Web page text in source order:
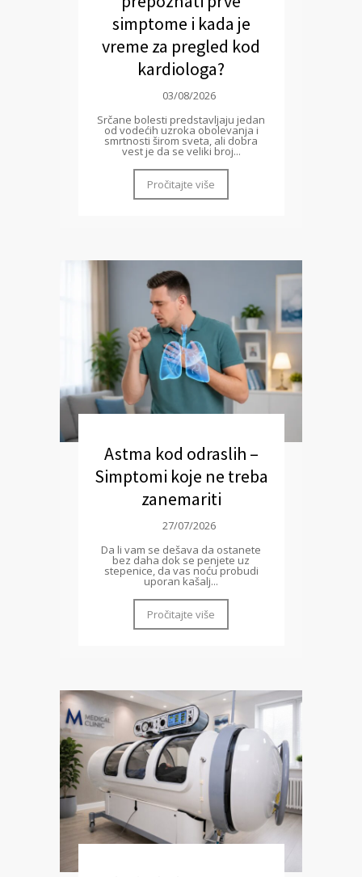
simptome i kada je
vreme za pregled kod
kardiologa?
03/08/2026
Srčane bolesti predstavljaju jedan
od vodećih uzroka obolevanja i
smrtnosti širom sveta, ali dobra
vest je da se veliki broj...
Pročitajte više
Astma kod odraslih –
Simptomi koje ne treba
zanemariti
27/07/2026
Da li vam se dešava da ostanete
bez daha dok se penjete uz
stepenice, da vas noću probudi
uporan kašalj...
Pročitajte više